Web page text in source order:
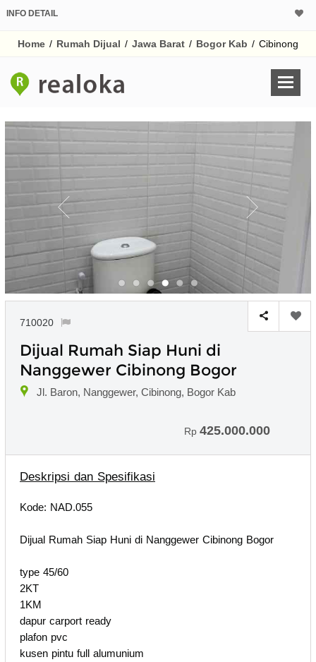
INFO DETAIL
Home / Rumah Dijual / Jawa Barat / Bogor Kab / Cibinong
710020
Dijual Rumah Siap Huni di
Nanggewer Cibinong Bogor
Jl. Baron, Nanggewer, Cibinong, Bogor Kab
Rp 425.000.000
Deskripsi dan Spesifikasi
Kode: NAD.055
Dijual Rumah Siap Huni di Nanggewer Cibinong Bogor
type 45/60
2KT
1KM
dapur carport ready
plafon pvc
kusen pintu full alumunium
Harga Rp
Untuk hasil simulasi
pada kotak-